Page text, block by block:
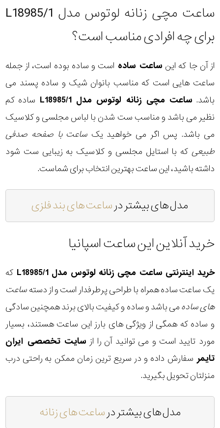
ساعت مچی زنانه لوتوس مدل L18985/1
برای چه افرادی مناسب است؟
از آن جا که این ساعت ساده است و ساده بوده است، از جمله
ساعت هایی است که مناسب بانوان شیک و ساده پسند می
باشد. ساعت مچی زنانه لوتوس مدل L18985/1
ساده کم
نظیر می باشد و مناسب ست شدن با لباس مجلسی و کلاسیک
می باشد. پس اگر می خواهید یک ساعت با صفحه صدفی
طبیعی که با استایل مجلسی و کلاسیک به زیبایی ست شود
داشته باشید، این ساعت بهترین انتخاب برای شماست.
مدل های بیشتر درساعت های بند فلزی
خرید آنلاین این ساعت اسپانیا
خرید اینترنتی ساعت مچی زنانه لوتوس مدل L18985/1
که
یک ساعت ساده همراه با طراحی پرطرفدار است و از دستهساعت
های سادهمی باشد و ساده و کیفیت بالای برند همچنین سادگی
و ساده که همگی از ویژگی های بارز این ساعت هستند، بسیار
مورد تایید است و می توانید آن را از سایت تخصصی ایران
تایمر سفارش داده و در سریع ترین زمان ممکن به راحتی درب
منزلتان تحویل بگیرید.
مدل های بیشتر درساعت های زنانه